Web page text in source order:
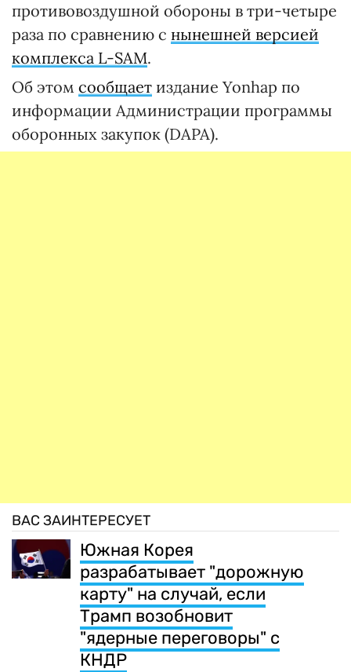
противовоздушной обороны в три-четыре
раза по сравнению с нынешней версией
комплекса L-SAM.
Об этом сообщает издание Yonhap по
информации Администрации программы
оборонных закупок (DAPA).
ВАС ЗАИНТЕРЕСУЕТ
Южная Корея
разрабатывает "дорожную
карту" на случай, если
Трамп возобновит
"ядерные переговоры" с
КНДР